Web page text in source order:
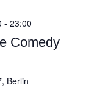
Comedy
- 23:00
Berlin